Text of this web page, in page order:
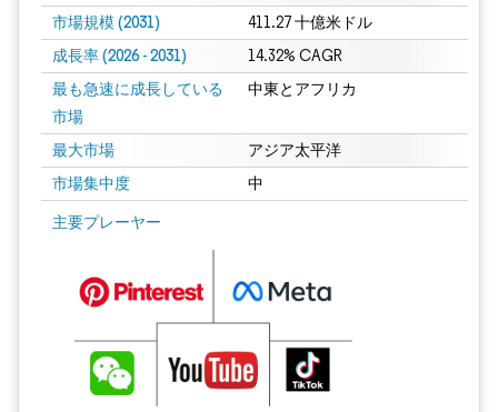
市場規模 (2031) 411.27 十億米ドル
成長率 (2026 - 2031) 14.32% CAGR
最も急速に成長している
市場
中東とアフリカ
最大市場 アジア太平洋
市場集中度 中
主要プレーヤー
画像 © Mordor Intelligence。再利用にはCC BY 4.0の表示が必要です。